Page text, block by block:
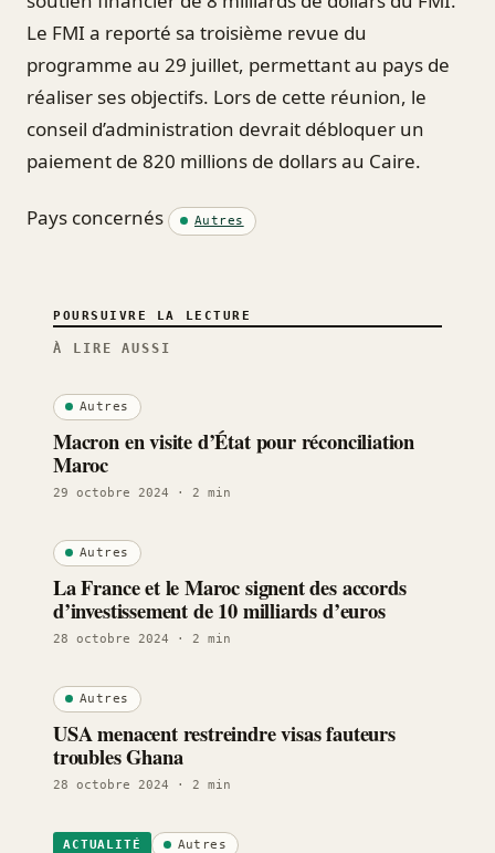
Le FMI a reporté sa troisième revue du
programme au 29 juillet, permettant au pays de
réaliser ses objectifs. Lors de cette réunion, le
conseil d’administration devrait débloquer un
paiement de 820 millions de dollars au Caire.
Pays concernés Autres
POURSUIVRE LA LECTURE
À LIRE AUSSI
Autres
Macron en visite d’État pour réconciliation
Maroc
29 octobre 2024 · 2 min
Autres
La France et le Maroc signent des accords
d’investissement de 10 milliards d’euros
28 octobre 2024 · 2 min
Autres
USA menacent restreindre visas fauteurs
troubles Ghana
28 octobre 2024 · 2 min
ACTUALITÉ Autres